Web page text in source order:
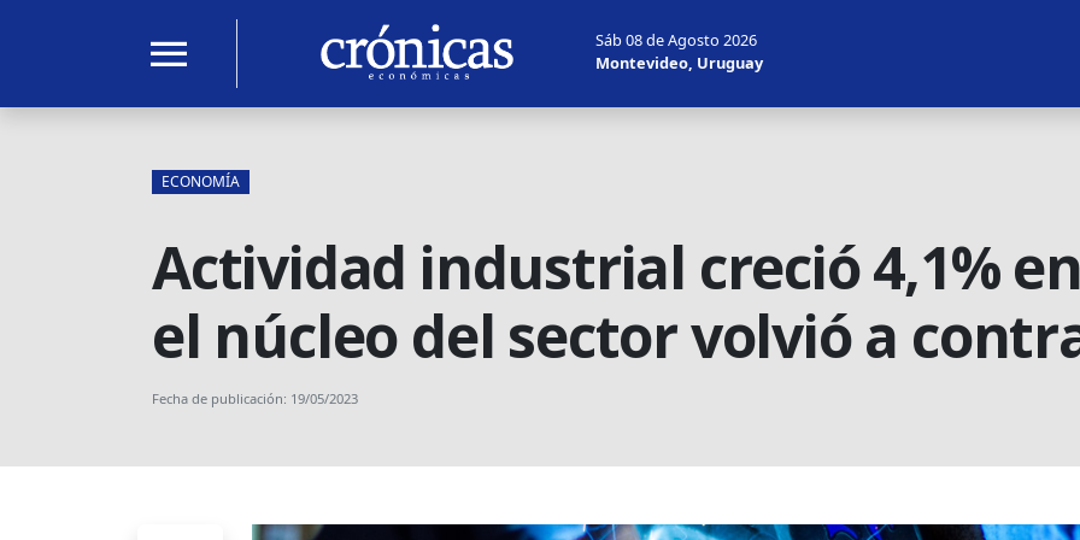
menu
Sáb 08 de Agosto 2026
Montevideo, Uruguay
ECONOMÍA
Actividad industrial creció 4,1%
el núcleo del sector volvió a
Fecha de publicación: 19/05/2023